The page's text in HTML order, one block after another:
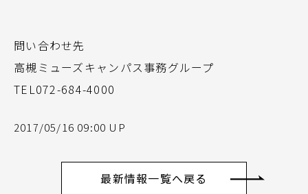
問い合わせ先
高槻ミューズキャンパス事務グループ
TEL072-684-4000
2017/05/16 09:00 UP
最新情報一覧へ戻る